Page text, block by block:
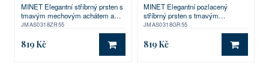
MINET Elegantní stříbrný prsten s
tmavým mechovým achátem a
zirkonem vel. 55
JMAS0318ZR55
819 Kč DO KOŠÍKU
MINET Elegantní pozlacený
stříbrný prsten s tmavým
mechovým achátem a zirkonem
JMAS0318GR55
819 Kč DO